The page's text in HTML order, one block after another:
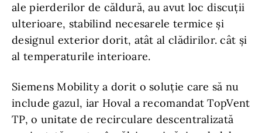
ale pierderilor de căldură, au avut loc discuții
ulterioare, stabilind necesarele termice și
designul exterior dorit, atât al clădirilor. cât și
al temperaturile interioare.
Siemens Mobility a dorit o soluție care să nu
include gazul, iar Hoval a recomandat TopVent
TP, o unitate de recirculare descentralizată